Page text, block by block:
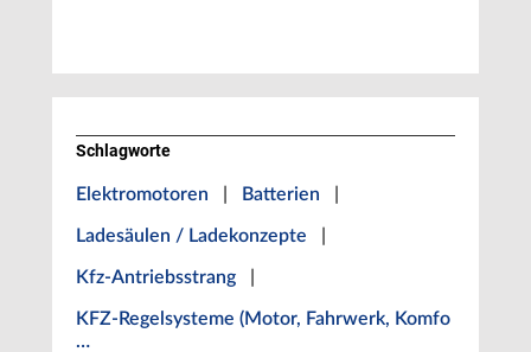
Schlagworte
Elektromotoren Batterien
Ladesäulen / Ladekonzepte
Kfz-Antriebsstrang
KFZ-Regelsysteme (Motor, Fahrwerk, Komfo
…